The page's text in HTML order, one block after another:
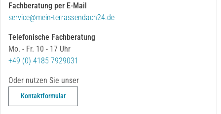
Fachberatung per E-Mail
service@mein-terrassendach24.de
Telefonische Fachberatung
Mo. - Fr. 10 - 17 Uhr
+49 (0) 4185 7929031
Oder nutzen Sie unser
Kontaktformular